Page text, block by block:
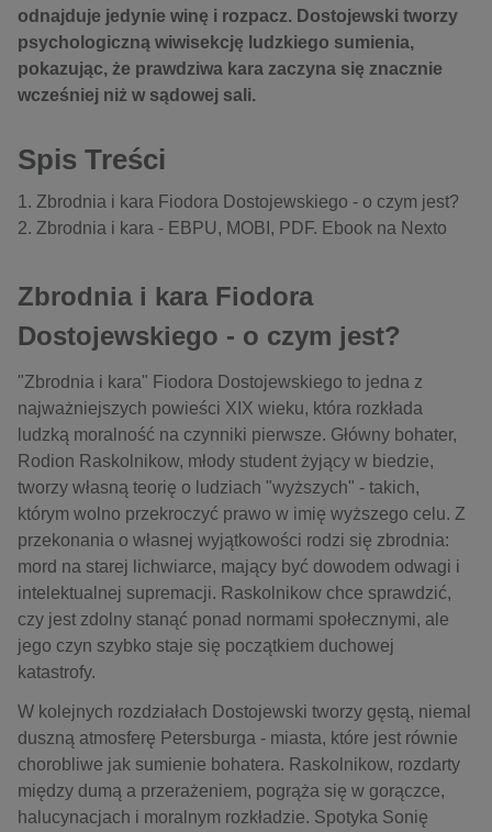
odnajduje jedynie winę i rozpacz. Dostojewski tworzy
psychologiczną wiwisekcję ludzkiego sumienia,
pokazując, że prawdziwa kara zaczyna się znacznie
wcześniej niż w sądowej sali.
Spis Treści
Zbrodnia i kara Fiodora Dostojewskiego - o czym jest?
Zbrodnia i kara - EBPU, MOBI, PDF. Ebook na Nexto
Zbrodnia i kara Fiodora
Dostojewskiego - o czym jest?
"Zbrodnia i kara" Fiodora Dostojewskiego to jedna z
najważniejszych powieści XIX wieku, która rozkłada
ludzką moralność na czynniki pierwsze. Główny bohater,
Rodion Raskolnikow, młody student żyjący w biedzie,
tworzy własną teorię o ludziach "wyższych" - takich,
którym wolno przekroczyć prawo w imię wyższego celu. Z
przekonania o własnej wyjątkowości rodzi się zbrodnia:
mord na starej lichwiarce, mający być dowodem odwagi i
intelektualnej supremacji. Raskolnikow chce sprawdzić,
czy jest zdolny stanąć ponad normami społecznymi, ale
jego czyn szybko staje się początkiem duchowej
katastrofy.
W kolejnych rozdziałach Dostojewski tworzy gęstą, niemal
duszną atmosferę Petersburga - miasta, które jest równie
chorobliwe jak sumienie bohatera. Raskolnikow, rozdarty
między dumą a przerażeniem, pogrąża się w gorączce,
halucynacjach i moralnym rozkładzie. Spotyka Sonię